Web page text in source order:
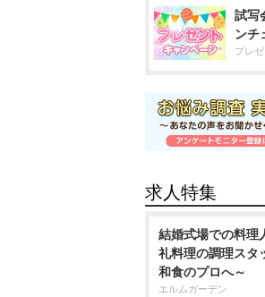
試写
ンチ
プレ
求人特集
結婚式場での料理
礼料理の調理スタ
和食のプロへ～
エルムガーデン